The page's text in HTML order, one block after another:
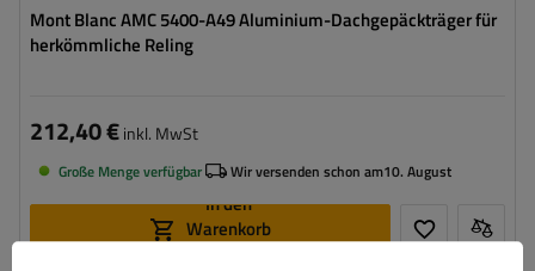
Mont Blanc AMC 5400-A49 Aluminium-Dachgepäckträger für
herkömmliche Reling
212,40 €inkl. MwSt
Große Menge verfügbar Wir versenden schon am10. August
In den
Warenkorb